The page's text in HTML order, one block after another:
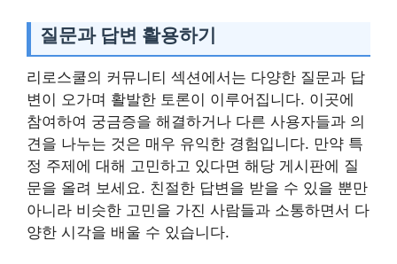
질문과 답변 활용하기
리로스쿨의 커뮤니티 섹션에서는 다양한 질문과 답
변이 오가며 활발한 토론이 이루어집니다. 이곳에
참여하여 궁금증을 해결하거나 다른 사용자들과 의
견을 나누는 것은 매우 유익한 경험입니다. 만약 특
정 주제에 대해 고민하고 있다면 해당 게시판에 질
문을 올려 보세요. 친절한 답변을 받을 수 있을 뿐만
아니라 비슷한 고민을 가진 사람들과 소통하면서 다
양한 시각을 배울 수 있습니다.